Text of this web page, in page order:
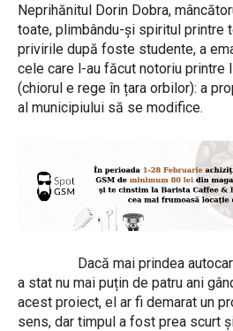
Neprihănitul Dorin Dobra,
toate, plimbându-și spiritul printre
privirile după foste studente, a
cele care l-au făcut notoriu printre
(chiorul e rege în țara orbilor): a
al municipiului să se modifice.
Dacă mai prindea
a stat nu mai puțin de patru ani
acest proiect, el ar fi demarat un
sens, dar timpul a fost prea scurt